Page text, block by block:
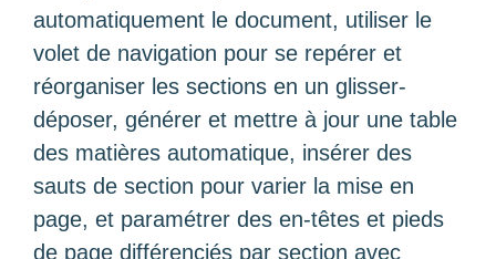
automatiquement le document, utiliser le
volet de navigation pour se repérer et
réorganiser les sections en un glisser-
déposer, générer et mettre à jour une table
des matières automatique, insérer des
sauts de section pour varier la mise en
page, et paramétrer des en-têtes et pieds
de page différenciés par section avec